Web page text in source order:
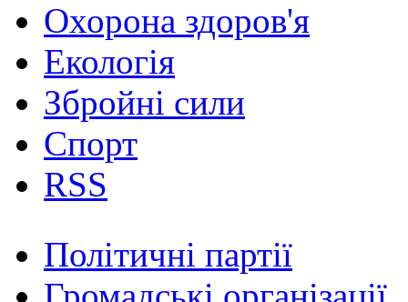
Охорона здоров'я
Екологія
Збройні сили
Спорт
RSS
Політичні партії